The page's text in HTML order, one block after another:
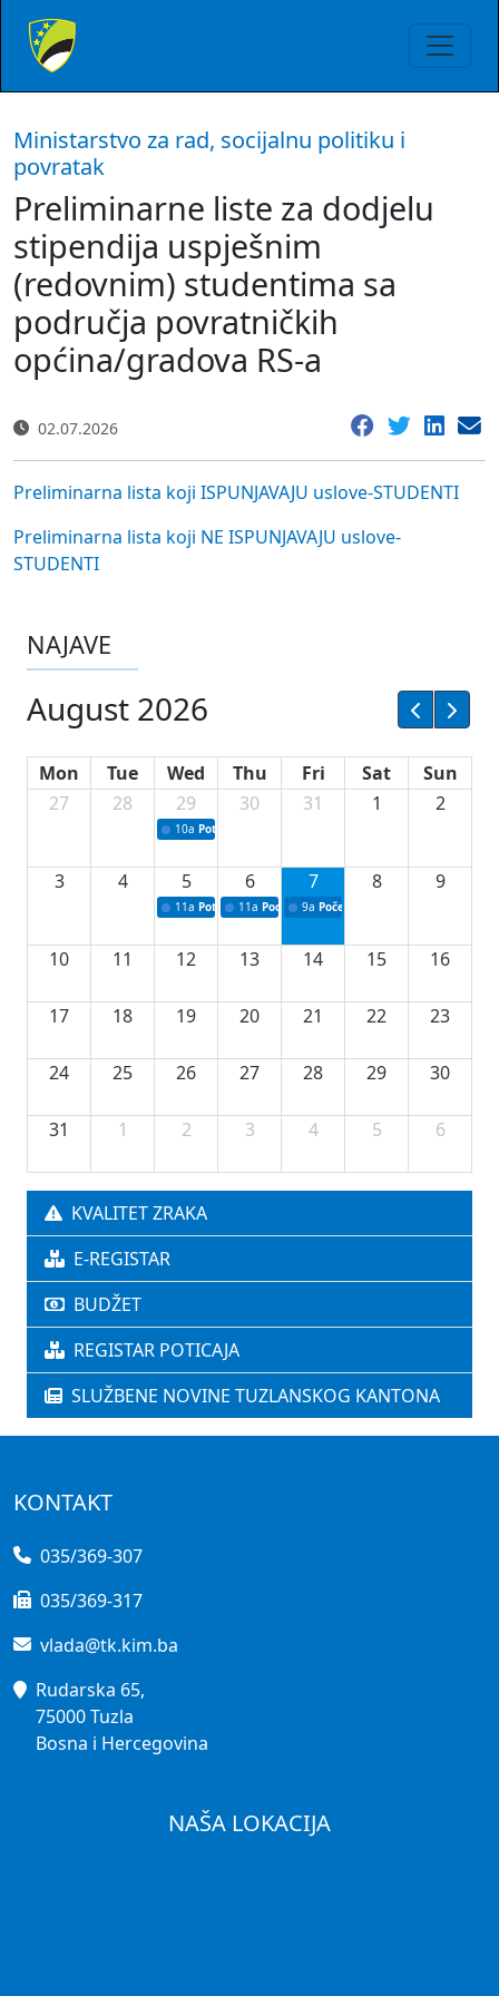
Ministarstvo za rad, socijalnu politiku i
povratak
Preliminarne liste za dodjelu
stipendija uspješnim
(redovnim) studentima sa
područja povratničkih
općina/gradova RS-a
02.07.2026
Preliminarna lista koji ISPUNJAVAJU uslove-STUDENTI
Preliminarna lista koji NE ISPUNJAVAJU uslove-
STUDENTI
NAJAVE
August 2026
Mon Tue Wed Thu Fri Sat
Sun
27
28 29
10a Potpisivanje ugovora sa neprofitnim
30 31 1 2
3 4 5
11a Potpisivanje ugovora o stipendijama za
6
11a Podrška razvoju vodne infrastrukture u
7
9a Početak izgradnje nove
8 9
10 11 12 13 14 15 16
17 18 19 20 21 22 23
24 25 26 27 28 29 30
31 1 2 3 4 5 6
KVALITET ZRAKA
E-REGISTAR
BUDŽET
REGISTAR POTICAJA
SLUŽBENE NOVINE TUZLANSKOG KANTONA
KONTAKT
035/369-307
035/369-317
vlada@tk.kim.ba
Rudarska 65,
75000 Tuzla
Bosna i Hercegovina
NAŠA LOKACIJA